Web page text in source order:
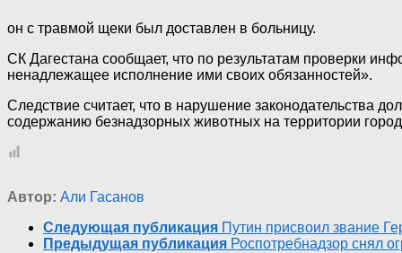
он с травмой щеки был доставлен в больницу.
СК Дагестана сообщает, что по результатам проверки
ненадлежащее исполнение ими своих обязанностей».
Следствие считает, что в нарушение законодательства
содержанию безнадзорных животных на территории
Автор: Али Гасанов
Следующая публикация Путин присвоил звание
Предыдущая публикация Роспотребнадзор снял